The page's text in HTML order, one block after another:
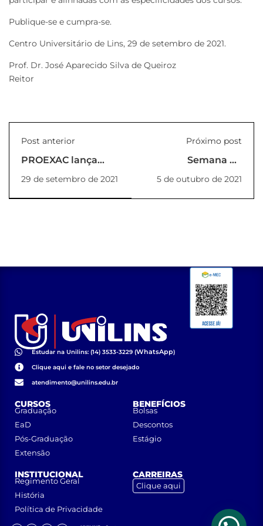
Publique-se e cumpra-se.
Centro Universitário de Lins, 29 de setembro de 2021.
Prof. Dr. José Aparecido Silva de Queiroz
Reitor
Post anterior
PROEXAC lança
cursos de extensão
em diversas áreas
29 de setembro de 2021
Próximo post
Semana de
Responsabilidade
Social arrecadará
alimentos não
5 de outubro de 2021
Estudar na Unilins: (14) 3533-3229 (WhatsApp)
Clique aqui e fale no setor desejado
atendimento@unilins.edu.br
CURSOS
Graduação
EaD
Pós-Graduação
Extensão
BENEFÍCIOS
Bolsas
Descontos
Estágio
INSTITUCIONAL
Regimento Geral
História
Política de Privacidade
CARREIRAS
Clique aqui